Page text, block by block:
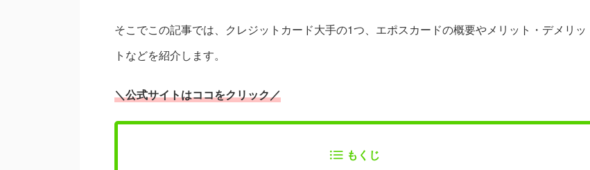
そこでこの記事では、クレジットカード大手の1つ、エポスカードの概要やメリット・デメリッ
トなどを紹介します。
＼公式サイトはココをクリック／
もくじ